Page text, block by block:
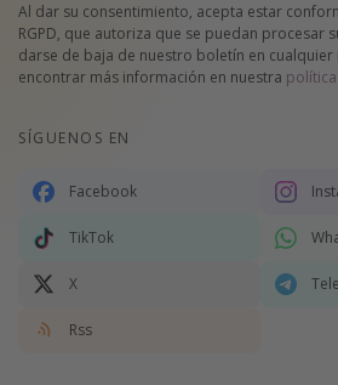
Al dar su consentimiento, acepta estar
RGPD, que autoriza que se puedan procesar
darse de baja de nuestro boletín en cualquier
encontrar más información en nuestra
SÍGUENOS EN
Facebook
TikTok
X
Rss